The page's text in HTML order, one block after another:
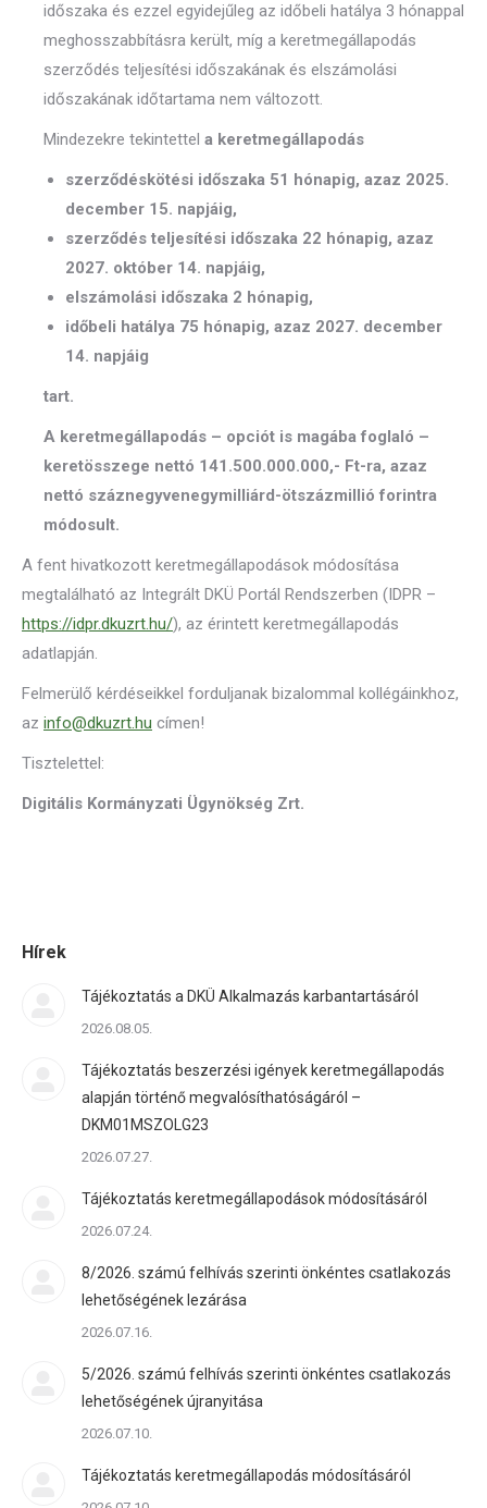
időszaka és ezzel egyidejűleg az időbeli hatálya 3 hónappal
meghosszabbításra került, míg a keretmegállapodás
szerződés teljesítési időszakának és elszámolási
időszakának időtartama nem változott.
Mindezekre tekintettel a keretmegállapodás
szerződéskötési időszaka 51 hónapig, azaz 2025.
december 15. napjáig,
szerződés teljesítési időszaka 22 hónapig, azaz
2027. október 14. napjáig,
elszámolási időszaka 2 hónapig,
időbeli hatálya 75 hónapig, azaz 2027. december
14. napjáig
tart.
A keretmegállapodás – opciót is magába foglaló –
keretösszege nettó 141.500.000.000,- Ft-ra, azaz
nettó száznegyvenegymilliárd-ötszázmillió forintra
módosult.
A fent hivatkozott keretmegállapodások módosítása
megtalálható az Integrált DKÜ Portál Rendszerben (IDPR –
https://idpr.dkuzrt.hu/), az érintett keretmegállapodás
adatlapján.
Felmerülő kérdéseikkel forduljanak bizalommal kollégáinkhoz,
az info@dkuzrt.hu címen!
Tisztelettel:
Digitális Kormányzati Ügynökség Zrt.
Hírek
Tájékoztatás a DKÜ Alkalmazás karbantartásáról
2026.08.05.
Tájékoztatás beszerzési igények keretmegállapodás
alapján történő megvalósíthatóságáról –
DKM01MSZOLG23
2026.07.27.
Tájékoztatás keretmegállapodások módosításáról
2026.07.24.
8/2026. számú felhívás szerinti önkéntes csatlakozás
lehetőségének lezárása
2026.07.16.
5/2026. számú felhívás szerinti önkéntes csatlakozás
lehetőségének újranyitása
2026.07.10.
Tájékoztatás keretmegállapodás módosításáról